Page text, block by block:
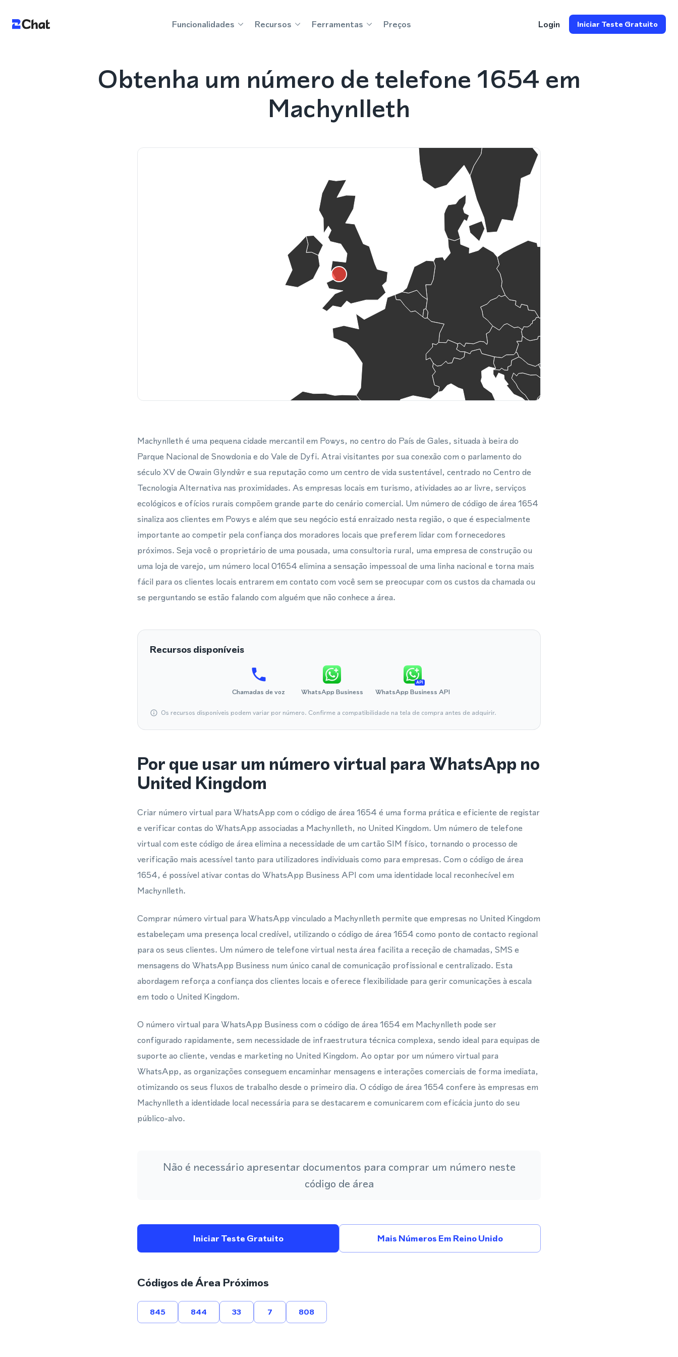
Funcionalidades Recursos Ferramentas Preços Login Iniciar Teste Gratuito
Obtenha um número de telefone 1654 em
Machynlleth
Machynlleth é uma pequena cidade mercantil em Powys, no centro do País de Gales, situada à beira do
Parque Nacional de Snowdonia e do Vale de Dyfi. Atrai visitantes por sua conexão com o parlamento do
século XV de Owain Glyndŵr e sua reputação como um centro de vida sustentável, centrado no Centro de
Tecnologia Alternativa nas proximidades. As empresas locais em turismo, atividades ao ar livre, serviços
ecológicos e ofícios rurais compõem grande parte do cenário comercial. Um número de código de área 1654
sinaliza aos clientes em Powys e além que seu negócio está enraizado nesta região, o que é especialmente
importante ao competir pela confiança dos moradores locais que preferem lidar com fornecedores
próximos. Seja você o proprietário de uma pousada, uma consultoria rural, uma empresa de construção ou
uma loja de varejo, um número local 01654 elimina a sensação impessoal de uma linha nacional e torna mais
fácil para os clientes locais entrarem em contato com você sem se preocupar com os custos da chamada ou
se perguntando se estão falando com alguém que não conhece a área.
Recursos disponíveis
Chamadas de voz WhatsApp Business
API
WhatsApp Business API
Os recursos disponíveis podem variar por número. Confirme a compatibilidade na tela de compra antes de adquirir.
Por que usar um número virtual para WhatsApp no
United Kingdom
Criar número virtual para WhatsApp com o código de área 1654 é uma forma prática e eficiente de registar
e verificar contas do WhatsApp associadas a Machynlleth, no United Kingdom. Um número de telefone
virtual com este código de área elimina a necessidade de um cartão SIM físico, tornando o processo de
verificação mais acessível tanto para utilizadores individuais como para empresas. Com o código de área
1654, é possível ativar contas do WhatsApp Business API com uma identidade local reconhecível em
Machynlleth.
Comprar número virtual para WhatsApp vinculado a Machynlleth permite que empresas no United Kingdom
estabeleçam uma presença local credível, utilizando o código de área 1654 como ponto de contacto regional
para os seus clientes. Um número de telefone virtual nesta área facilita a receção de chamadas, SMS e
mensagens do WhatsApp Business num único canal de comunicação profissional e centralizado. Esta
abordagem reforça a confiança dos clientes locais e oferece flexibilidade para gerir comunicações à escala
em todo o United Kingdom.
O número virtual para WhatsApp Business com o código de área 1654 em Machynlleth pode ser
configurado rapidamente, sem necessidade de infraestrutura técnica complexa, sendo ideal para equipas de
suporte ao cliente, vendas e marketing no United Kingdom. Ao optar por um número virtual para
WhatsApp, as organizações conseguem encaminhar mensagens e interações comerciais de forma imediata,
otimizando os seus fluxos de trabalho desde o primeiro dia. O código de área 1654 confere às empresas em
Machynlleth a identidade local necessária para se destacarem e comunicarem com eficácia junto do seu
público-alvo.
Não é necessário apresentar documentos para comprar um número neste
código de área
Iniciar Teste Gratuito Mais Números Em Reino Unido
Códigos de Área Próximos
845 844 33 7 808